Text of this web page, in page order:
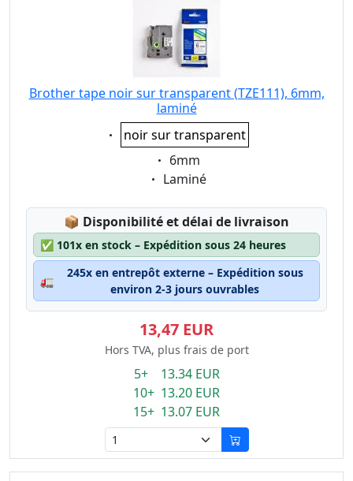
Brother tape noir sur transparent (TZE111), 6mm,
laminé
Eigenschaft:
noir sur transparent
Eigenschaft:
6mm
Eigenschaft:
Laminé
📦 Lagerstatus:
Disponibilité et délai de livraison
✅ 101x en stock – Expédition sous 24 heures
🚛
245x en entrepôt externe – Expédition sous
environ 2-3 jours ouvrables
13,47 EUR
Hors TVA, plus frais de port
5+ 13.34 EUR
10+ 13.20 EUR
15+ 13.07 EUR